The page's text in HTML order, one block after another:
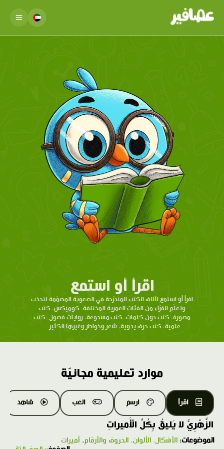
اقرأ أو استمع
اقرأ أو استمع لآلاف الكتب المتدرّحة في الصعوبة المصمّمة لتجذب
وتعلّم القرّاء من الفئات العمرية المختلفة. كوميكس، كتب
مصورة، كتب دون كلمات، كتب مسجوعة، روايات فصول، كتب
علمية، كتب حرف يدوية، شعر وخواطر وغيرها الكثير...
موارد تعليمية مجانيّة
اقرأ ارسم العب شاهد
الزَّهْرِيُّ لا يَليقُ بِكُلِّ الْأَميراتِ
الموضوعات: الأشكال، الألوان، الحروف والأرقام،
أميرات